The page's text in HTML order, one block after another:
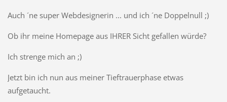
Auch ´ne super Webdesignerin ... und ich ´ne Doppelnull ;)
Ob ihr meine Homepage aus IHRER Sicht gefallen würde?
Ich strenge mich an ;)
Jetzt bin ich nun aus meiner Tieftrauerphase etwas
aufgetaucht.